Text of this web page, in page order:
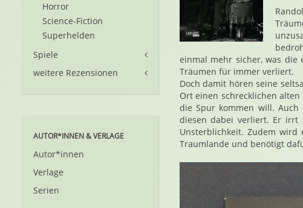
einmal mehr sicher, was die
Träumen für immer verliert.
Doch damit hören seine
Ort einen schrecklichen
die Spur kommen will.
diesen dabei verliert. Er irrt
Unsterblichkeit. Zudem
Traumlande und benötigt
Horror
Science-Fiction
Superhelden
Spiele
weitere Rezensionen
AUTOR*INNEN & VERLAGE
Autor*innen
Verlage
Serien